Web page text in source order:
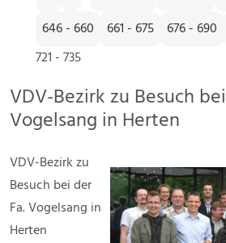
646 - 660
661 - 675 676 - 690
721 - 735
VDV-Bezirk zu Besuch
Vogelsang in Herten
VDV-Bezirk zu
Besuch bei der
Fa. Vogelsang in
Herten